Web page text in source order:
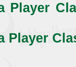
Player
Player